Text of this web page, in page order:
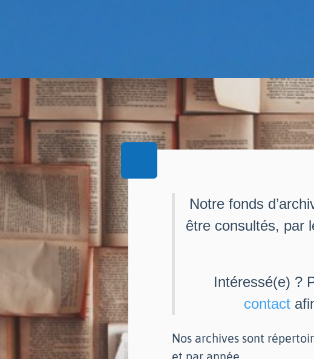
Notre fonds
être consultés, par
Intéressé(e) ?
contact
Nos archives sont
et par année.